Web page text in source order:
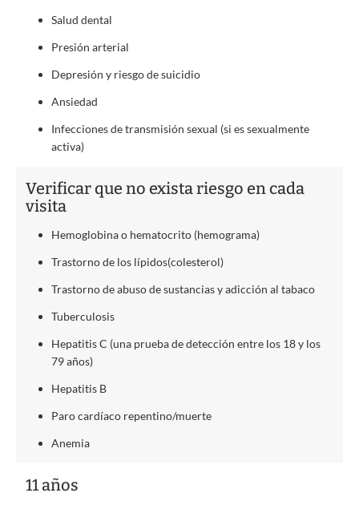
Salud dental
Presión arterial
Depresión y riesgo de suicidio
Ansiedad
Infecciones de transmisión sexual (si es sexualmente
activa)
Verificar que no exista riesgo en cada
visita
Hemoglobina o hematocrito (hemograma)
Trastorno de los lípidos(colesterol)
Trastorno de abuso de sustancias y adicción al tabaco
Tuberculosis
Hepatitis C (una prueba de detección entre los 18 y los
79 años)
Hepatitis B
Paro cardíaco repentino/muerte
Anemia
11 años